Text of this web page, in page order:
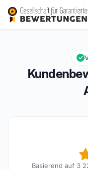
LOFT ATTITUDE
Gesamtbewertung: 9,4
9,4/10
Basierend auf 3